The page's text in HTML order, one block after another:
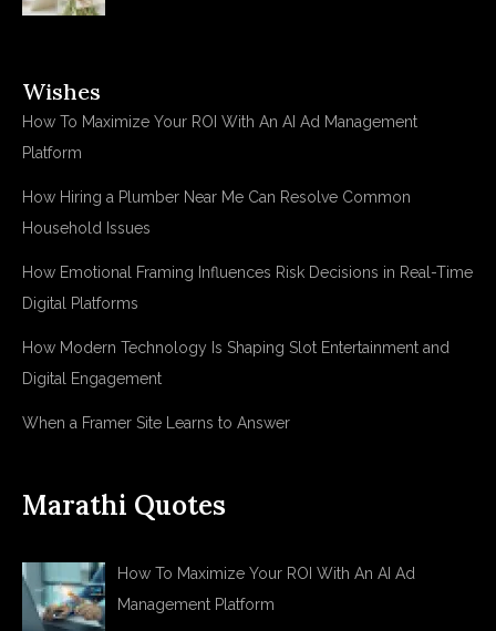
Wishes
How To Maximize Your ROI With An AI Ad Management
Platform
How Hiring a Plumber Near Me Can Resolve Common
Household Issues
How Emotional Framing Influences Risk Decisions in Real-Time
Digital Platforms
How Modern Technology Is Shaping Slot Entertainment and
Digital Engagement
When a Framer Site Learns to Answer
Marathi Quotes
How To Maximize Your ROI With An AI Ad
Management Platform